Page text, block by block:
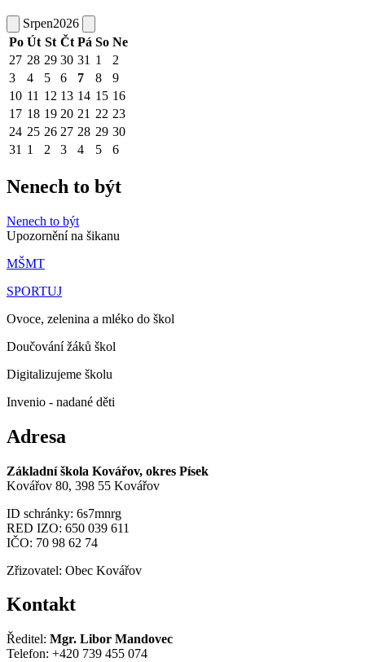
Srpen2026
Po Út St Čt Pá So Ne
27 28 29 30 31 1
2
3
4 5 6 7 8
9
10 11 12 13 14 15 16
17 18 19 20 21 22 23
24 25 26 27 28 29 30
31 1 2 3 4 5 6
Nenech to být
Nenech to být
Upozornění na šikanu
MŠMT
SPORTUJ
Ovoce, zelenina a mléko do škol
Doučování žáků škol
Digitalizujeme školu
Invenio - nadané děti
Adresa
Základní škola Kovářov, okres Písek
Kovářov 80, 398 55 Kovářov
ID schránky: 6s7mnrg
RED IZO: 650 039 611
IČO: 70 98 62 74
Zřizovatel: Obec Kovářov
Kontakt
Ředitel: Mgr. Libor Mandovec
Telefon: +420 739 455 074